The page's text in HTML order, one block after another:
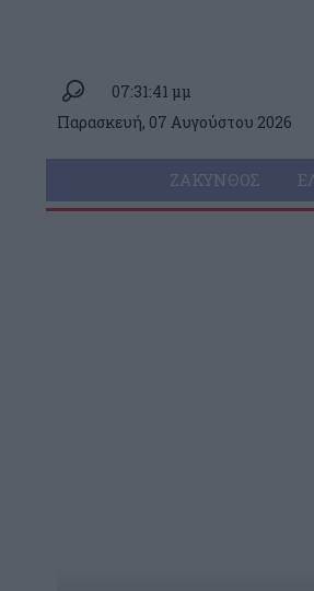
07:31:41 μμ
Παρασκευή, 07 Αυγούστου 2026
ΖΆΚΥΝΘΟΣ